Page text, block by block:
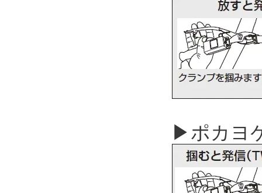
▶ポカヨ